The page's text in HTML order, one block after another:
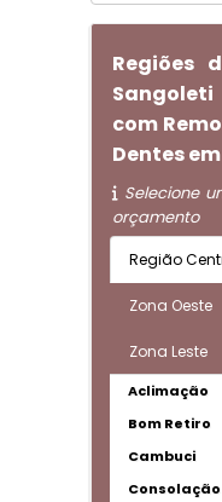
Regiões
com
Dentes
Selecione
orçamento
Região
Zona Oeste
Zona Leste
Aclimação
Bom Retiro
Cambuci
Consolação